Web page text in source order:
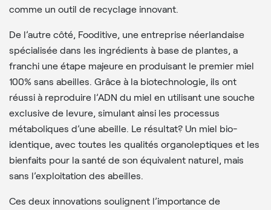
comme un outil de recyclage innovant.
De l’autre côté, Fooditive, une entreprise néerlandaise
spécialisée dans les ingrédients à base de plantes, a
franchi une étape majeure en produisant le premier miel
100% sans abeilles. Grâce à la biotechnologie, ils ont
réussi à reproduire l’ADN du miel en utilisant une souche
exclusive de levure, simulant ainsi les processus
métaboliques d’une abeille. Le résultat? Un miel bio-
identique, avec toutes les qualités organoleptiques et les
bienfaits pour la santé de son équivalent naturel, mais
sans l’exploitation des abeilles.
Ces deux innovations soulignent l’importance de